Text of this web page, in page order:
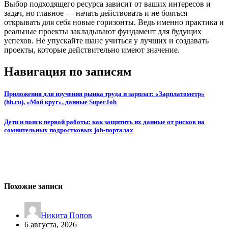
Выбор подходящего ресурса зависит от ваших интересов и
задач, но главное — начать действовать и не бояться
открывать для себя новые горизонты. Ведь именно практика и
реальные проекты закладывают фундамент для будущих
успехов. Не упускайте шанс учиться у лучших и создавать
проекты, которые действительно имеют значение.
Навигация по записям
Приложения для изучения рынка труда и зарплат: «Зарплатометр»
(hh.ru), «Мой круг», данные SuperJob
Дети и поиск первой работы: как защитить их данные от рисков на
сомнительных подростковых job-порталах
Похожие записи
Никита Попов
6 августа, 2026